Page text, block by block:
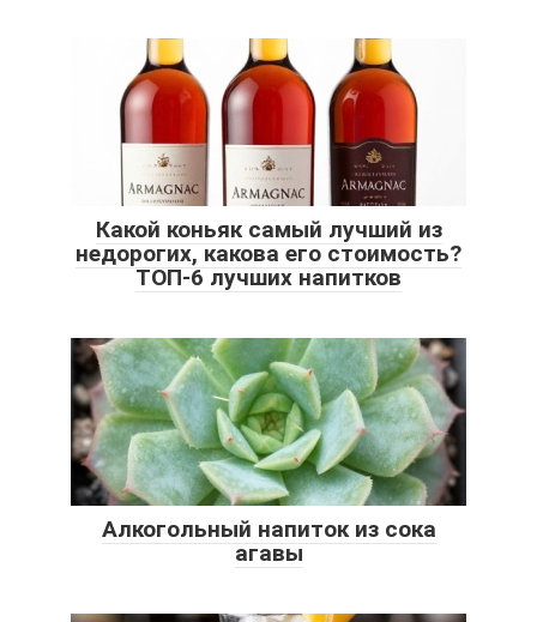
Какой коньяк самый лучший из
недорогих, какова его стоимость?
ТОП-6 лучших напитков
Алкогольный напиток из сока
агавы